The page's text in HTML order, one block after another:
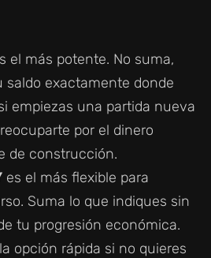
el más potente. No suma,
saldo exactamente donde
empiezas una partida nueva
por el dinero
de construcción.
es el más flexible para
Suma lo que indiques sin
tu progresión económica.
opción rápida si no quieres